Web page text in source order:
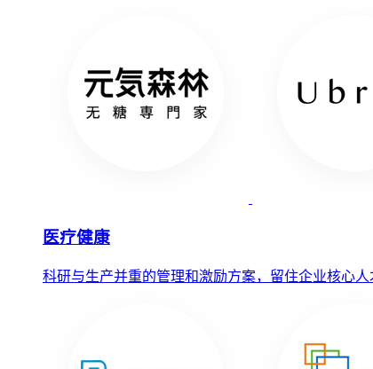
医疗健康
科研与生产并重的管理和激励方案，留住企业核心人